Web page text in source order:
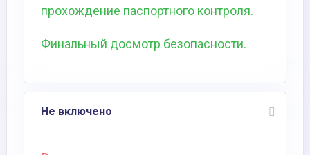
прохождение паспортного контроля.
Финальный досмотр безопасности.
Не включено